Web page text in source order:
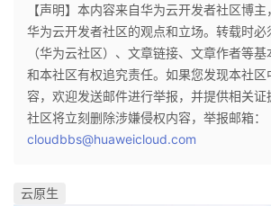
【声明】本内容来自华为云开发者社区博
华为云开发者社区的观点和立场。转载时
（华为云社区）、文章链接、文章作者等
和本社区有权追究责任。如果您发现本社区
容，欢迎发送邮件进行举报，并提供相关
社区将立刻删除涉嫌侵权内容，举报邮箱：
cloudbbs@huaweicloud.com
云原生